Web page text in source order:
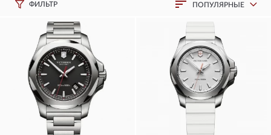
ФИЛЬТР ПОПУЛЯРНЫЕ